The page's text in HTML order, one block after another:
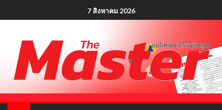
7 สิงหาคม 2026